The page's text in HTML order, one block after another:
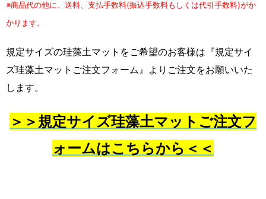
※商品代の他に、送料、支払手数料(振込手数料もしくは代引手数料)がか
かります。
規定サイズの珪藻土マットをご希望のお客様は『規定サイ
ズ珪藻土マットご注文フォーム』よりご注文をお願いいた
します。
＞＞規定サイズ珪藻土マットご注文フ
ォームはこちらから＜＜